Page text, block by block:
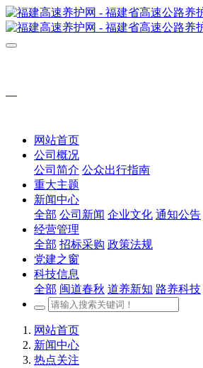
网站首页
公司概况
公司简介 公众出行指南
重大主题
新闻中心
全部 公司新闻 企业文化 通知公告
经营管理
全部 招标采购 政策法规
党建之窗
科技信息
全部 闽道春秋 道养新知 路养科技
网站首页
新闻中心
热点关注